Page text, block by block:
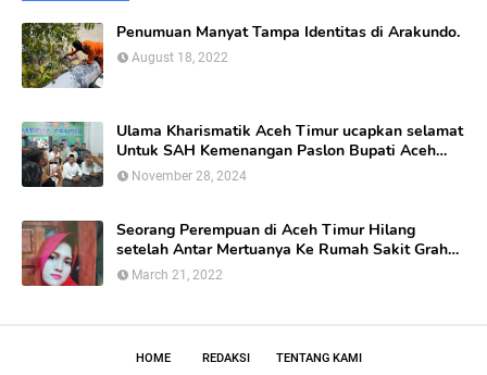
Penumuan Manyat Tampa Identitas di Arakundo.
August 18, 2022
Ulama Kharismatik Aceh Timur ucapkan selamat
Untuk SAH Kemenangan Paslon Bupati Aceh
Timur calon nomor Urut 01
November 28, 2024
Seorang Perempuan di Aceh Timur Hilang
setelah Antar Mertuanya Ke Rumah Sakit Graha
Bunda Di kabupaten Aceh Timur.
March 21, 2022
HOME REDAKSI TENTANG KAMI